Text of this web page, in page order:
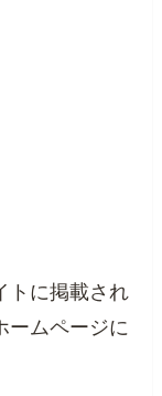
トに掲載され
ームページに